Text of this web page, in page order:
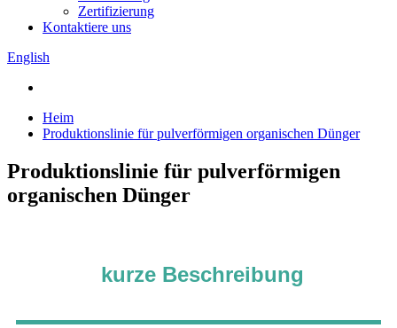
Zertifizierung
Kontaktiere uns
English
Heim
Produktionslinie für pulverförmigen organischen Dünger
Produktionslinie für pulverförmigen
organischen Dünger
kurze Beschreibung